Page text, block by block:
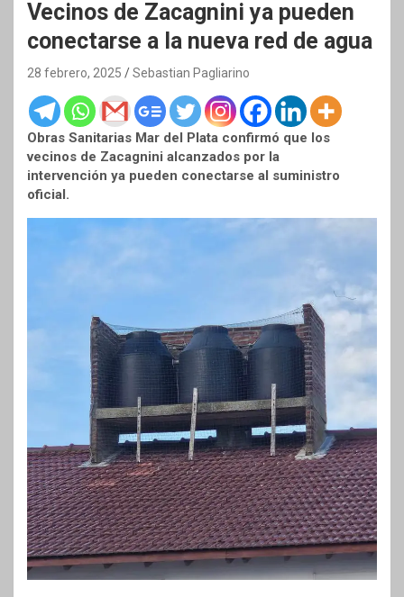
Vecinos de Zacagnini ya pueden
conectarse a la nueva red de agua
28 febrero, 2025 Sebastian Pagliarino
Obras Sanitarias Mar del Plata confirmó que los
vecinos de Zacagnini alcanzados por la
intervención ya pueden conectarse al suministro
oficial.